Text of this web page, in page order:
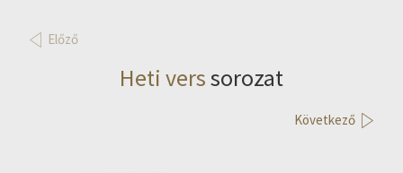
Előző
Heti verssorozat
Következő